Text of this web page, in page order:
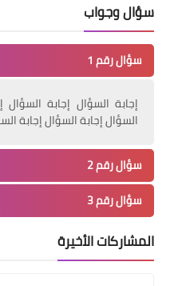
أخبار المخيمات
*اللواء عبدالله
سؤال وجواب
سؤال رقم 1
إجابة السؤال إجابة السؤال
السؤال إجابة السؤال إجابة
سؤال رقم 2
سؤال رقم 3
المشاركات الأخيرة